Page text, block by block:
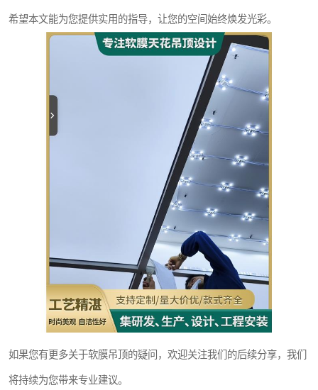
希望本文能为您提供实用的指导，让您的空间始终焕发光彩。
如果您有更多关于软膜吊顶的疑问，欢迎关注我们的后续分享，我们
将持续为您带来专业建议。